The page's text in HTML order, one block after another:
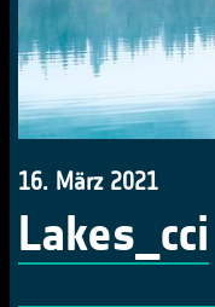
16. März 2021
Lakes_cci